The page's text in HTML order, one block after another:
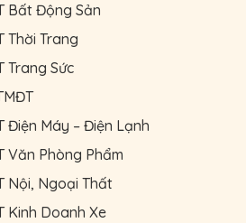
Bất Động Sản
Thời Trang
Trang Sức
Điện Máy – Điện Lạnh
Văn Phòng Phẩm
Nội, Ngoại Thất
Kinh Doanh Xe